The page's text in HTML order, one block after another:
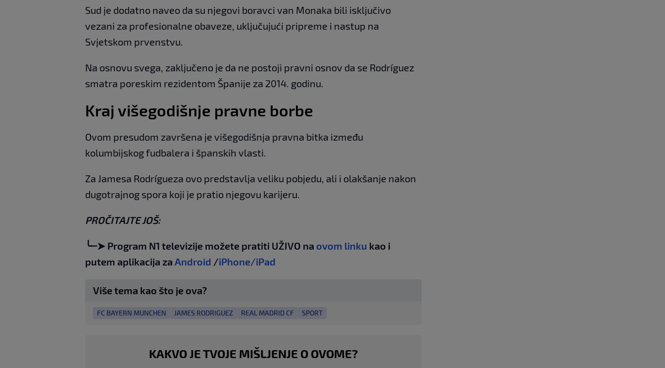
Sud je dodatno naveo da su njegovi boravci van Monaka bili isključivo
vezani za profesionalne obaveze, uključujući pripreme i nastup na
Svjetskom prvenstvu.
Na osnovu svega, zaključeno je da ne postoji pravni osnov da se Rodríguez
smatra poreskim rezidentom Španije za 2014. godinu.
Kraj višegodišnje pravne borbe
Ovom presudom završena je višegodišnja pravna bitka između
kolumbijskog fudbalera i španskih vlasti.
Za Jamesa Rodrígueza ovo predstavlja veliku pobjedu, ali i olakšanje nakon
dugotrajnog spora koji je pratio njegovu karijeru.
PROČITAJTE JOŠ:
╰┈➤ Program N1 televizije možete pratiti UŽIVO na ovom linku kao i
putem aplikacija za Android /iPhone/iPad
Više tema kao što je ova?
FC BAYERN MUNCHEN JAMES RODRIGUEZ REAL MADRID CF SPORT
KAKVO JE TVOJE MIŠLJENJE O OVOME?